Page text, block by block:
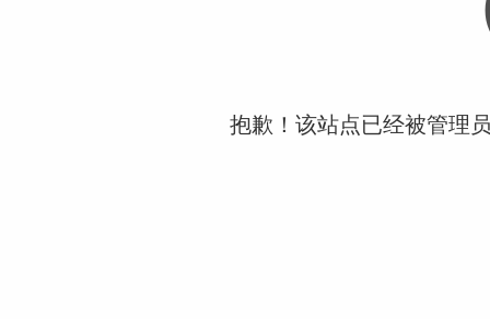
抱歉！该站点已经被管理